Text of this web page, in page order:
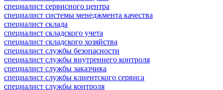
специалист сервисного центра
специалист системы менеджмента качества
специалист склада
специалист складского учета
специалист складского хозяйства
специалист службы безопасности
специалист службы внутреннего контроля
специалист службы заказчика
специалист службы клиентского сервиса
специалист службы контроля